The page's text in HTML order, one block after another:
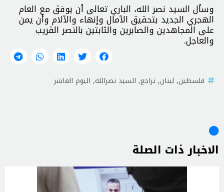
وسأل السيد نصر الله، الباري تعالى أن يوفق مع العام
الهجري الجديد بتحقيق الآمال وإنهاء والآلام وأن يمن
على المجاهدين والصابرين والثابتين بالنصر القريب
والعاجل.
فلسطين, لبنان,تراجع, السيد نصرالله, اليوم العاشر
الاخبار ذات الصلة